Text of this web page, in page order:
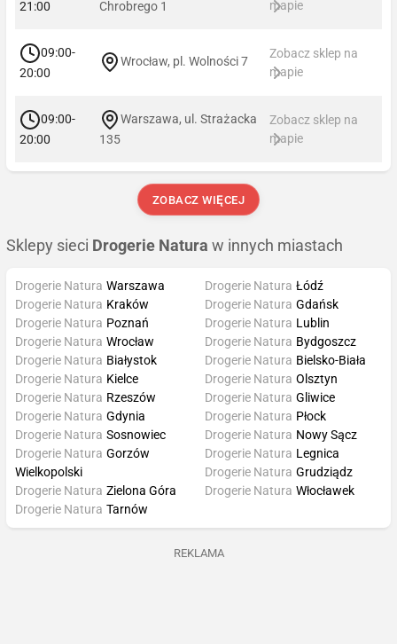
21:00 Chrobrego 1 mapie
09:00-
20:00
Wrocław, pl. Wolności 7
Zobacz sklep na
mapie
09:00-
20:00
Warszawa, ul. Strażacka
135
Zobacz sklep na
mapie
ZOBACZ WIĘCEJ
Sklepy sieci Drogerie Natura w innych miastach
Drogerie Natura Warszawa
Drogerie Natura Kraków
Drogerie Natura Poznań
Drogerie Natura Wrocław
Drogerie Natura Łódź
Drogerie Natura Gdańsk
Drogerie Natura Lublin
Drogerie Natura Bydgoszcz
Drogerie Natura Białystok
Drogerie Natura Kielce
Drogerie Natura Rzeszów
Drogerie Natura Gdynia
Drogerie Natura Bielsko-Biała
Drogerie Natura Olsztyn
Drogerie Natura Gliwice
Drogerie Natura Płock
Drogerie Natura Sosnowiec
Drogerie Natura Gorzów
Wielkopolski
Drogerie Natura Zielona Góra
Drogerie Natura Tarnów
Drogerie Natura Nowy Sącz
Drogerie Natura Legnica
Drogerie Natura Grudziądz
Drogerie Natura Włocławek
REKLAMA